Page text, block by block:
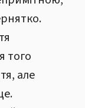
того
але